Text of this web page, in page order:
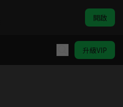
開啟
升級VIP